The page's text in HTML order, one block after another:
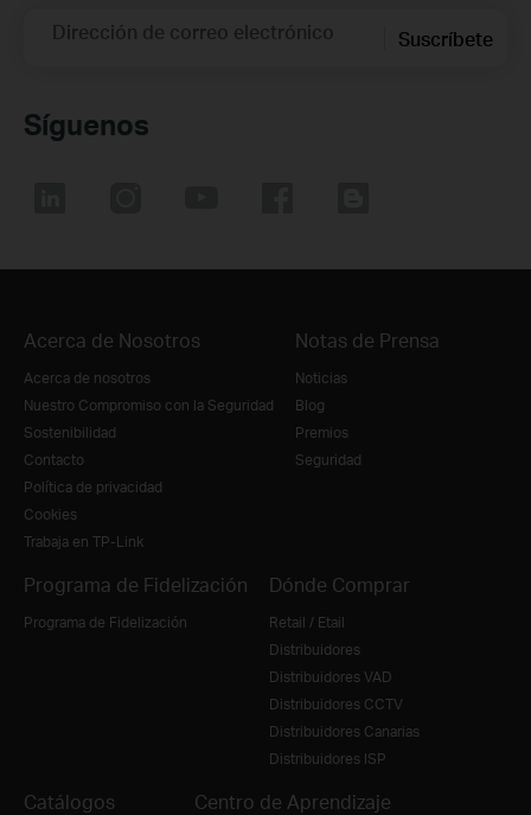
Dirección de correo electrónico Suscríbete
Síguenos
Acerca de Nosotros
Acerca de nosotros
Nuestro Compromiso con la Seguridad
Sostenibilidad
Contacto
Política de privacidad
Cookies
Trabaja en TP-Link
Notas de Prensa
Noticias
Blog
Premios
Seguridad
Programa de Fidelización
Programa de Fidelización
Dónde Comprar
Retail / Etail
Distribuidores
Distribuidores VAD
Distribuidores CCTV
Distribuidores Canarias
Distribuidores ISP
Catálogos Centro de Aprendizaje